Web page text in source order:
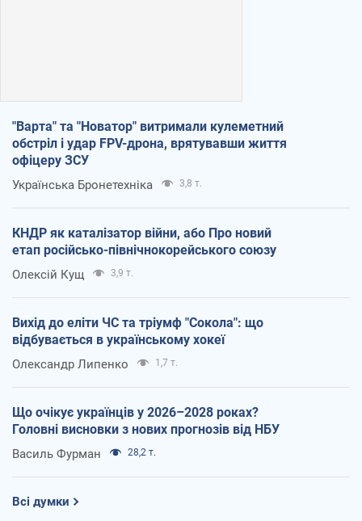
"Варта" та "Новатор" витримали кулеметний
обстріл і удар FPV-дрона, врятувавши життя
офіцеру ЗСУ
Українська Бронетехніка 3,8 т.
КНДР як каталізатор війни, або Про новий
етап російсько-північнокорейського союзу
Олексій Кущ 3,9 т.
Вихід до еліти ЧС та тріумф "Сокола": що
відбувається в українському хокеї
Олександр Липенко 1,7 т.
Що очікує українців у 2026–2028 роках?
Головні висновки з нових прогнозів від НБУ
Василь Фурман 28,2 т.
Всі думки